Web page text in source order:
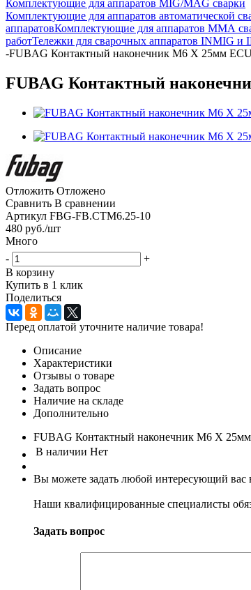
Комплектующие для аппаратов MIG/MAG сварки
Комплектующие для аппаратов автоматической
аппаратовКомплектующие для аппаратов ММА
работТележки для сварочных аппаратов INMIG и
-FUBAG Контактный наконечник M6 X 25мм
FUBAG Контактный
Отложить Отложено
Сравнить В сравнении
Артикул FBG-FB.CTM6.25-10
480 руб./шт
Много
-
+
В корзину
Купить в 1 клик
Поделиться
Перед оплатой уточните наличие товара!
Описание
Характеристики
Отзывы о товаре
Задать вопрос
Наличие на складе
Дополнительно
FUBAG Контактный наконечник M6 X
В наличии Нет
Вы можете задать любой интересующий вас
Наши квалифицированные специалисты
Задать вопрос